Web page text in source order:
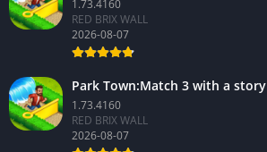
1.73.4160
RED BRIX WALL
2026-08-07
Park Town:Match 3 with a story
1.73.4160
RED BRIX WALL
2026-08-07